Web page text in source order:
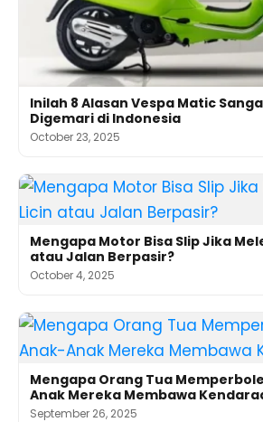
Inilah 8 Alasan Vespa Matic
Digemari di Indonesia
October 23, 2025
Mengapa Motor Bisa Slip Jika
atau Jalan Berpasir?
October 4, 2025
Mengapa Orang Tua
Anak Mereka Membawa
September 26, 2025